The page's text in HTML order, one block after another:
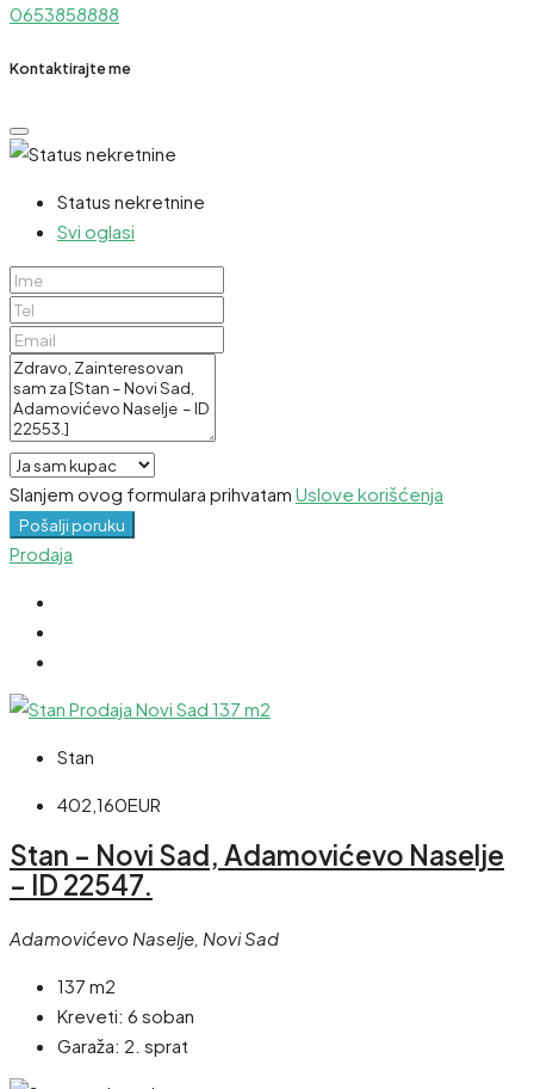
0653858888
Kontaktirajte me
Status nekretnine
Svi oglasi
Slanjem ovog formulara prihvatam Uslove korišćenja
Pošalji poruku
Prodaja
Stan
402,160EUR
Stan – Novi Sad, Adamovićevo Naselje
– ID 22547.
Adamovićevo Naselje, Novi Sad
137 m2
Kreveti: 6 soban
Garaža: 2. sprat